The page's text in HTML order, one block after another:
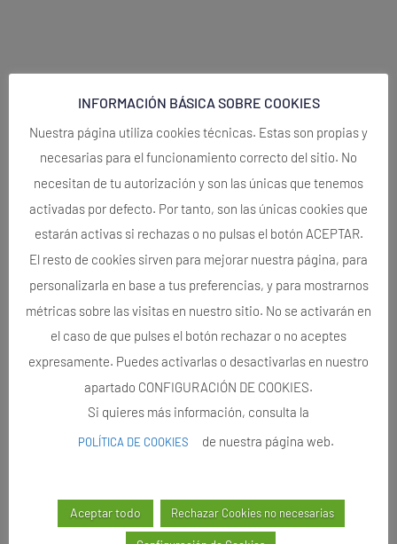
INFORMACIÓN BÁSICA SOBRE COOKIES
Nuestra página utiliza cookies técnicas. Estas son propias y
necesarias para el funcionamiento correcto del sitio. No
necesitan de tu autorización y son las únicas que tenemos
activadas por defecto. Por tanto, son las únicas cookies que
estarán activas si rechazas o no pulsas el botón ACEPTAR.
El resto de cookies sirven para mejorar nuestra página, para
personalizarla en base a tus preferencias, y para mostrarnos
métricas sobre las visitas en nuestro sitio. No se activarán en
el caso de que pulses el botón rechazar o no aceptes
expresamente. Puedes activarlas o desactivarlas en nuestro
apartado CONFIGURACIÓN DE COOKIES.
Si quieres más información, consulta la
POLÍTICA DE COOKIES de nuestra página web.
Aceptar todo Rechazar Cookies no necesarias